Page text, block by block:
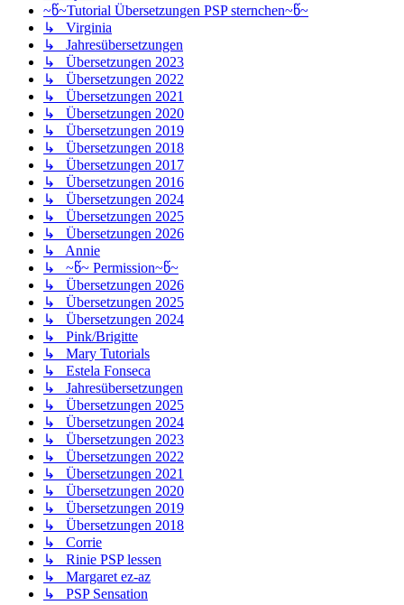
~წ~Tutorial Übersetzungen PSP sternchen~წ~
↳ Virginia
↳ Jahresübersetzungen
↳ Übersetzungen 2023
↳ Übersetzungen 2022
↳ Übersetzungen 2021
↳ Übersetzungen 2020
↳ Übersetzungen 2019
↳ Übersetzungen 2018
↳ Übersetzungen 2017
↳ Übersetzungen 2016
↳ Übersetzungen 2024
↳ Übersetzungen 2025
↳ Übersetzungen 2026
↳ Annie
↳ ~წ~ Permission~წ~
↳ Übersetzungen 2026
↳ Übersetzungen 2025
↳ Übersetzungen 2024
↳ Pink/Brigitte
↳ Mary Tutorials
↳ Estela Fonseca
↳ Jahresübersetzungen
↳ Übersetzungen 2025
↳ Übersetzungen 2024
↳ Übersetzungen 2023
↳ Übersetzungen 2022
↳ Übersetzungen 2021
↳ Übersetzungen 2020
↳ Übersetzungen 2019
↳ Übersetzungen 2018
↳ Corrie
↳ Rinie PSP lessen
↳ Margaret ez-az
↳ PSP Sensation